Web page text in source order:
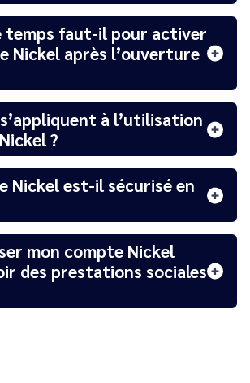
temps faut-il pour activer
Nickel après l’ouverture
à l’utilisation
?
Nickel est-il sécurisé en
mon compte Nickel
des prestations sociales